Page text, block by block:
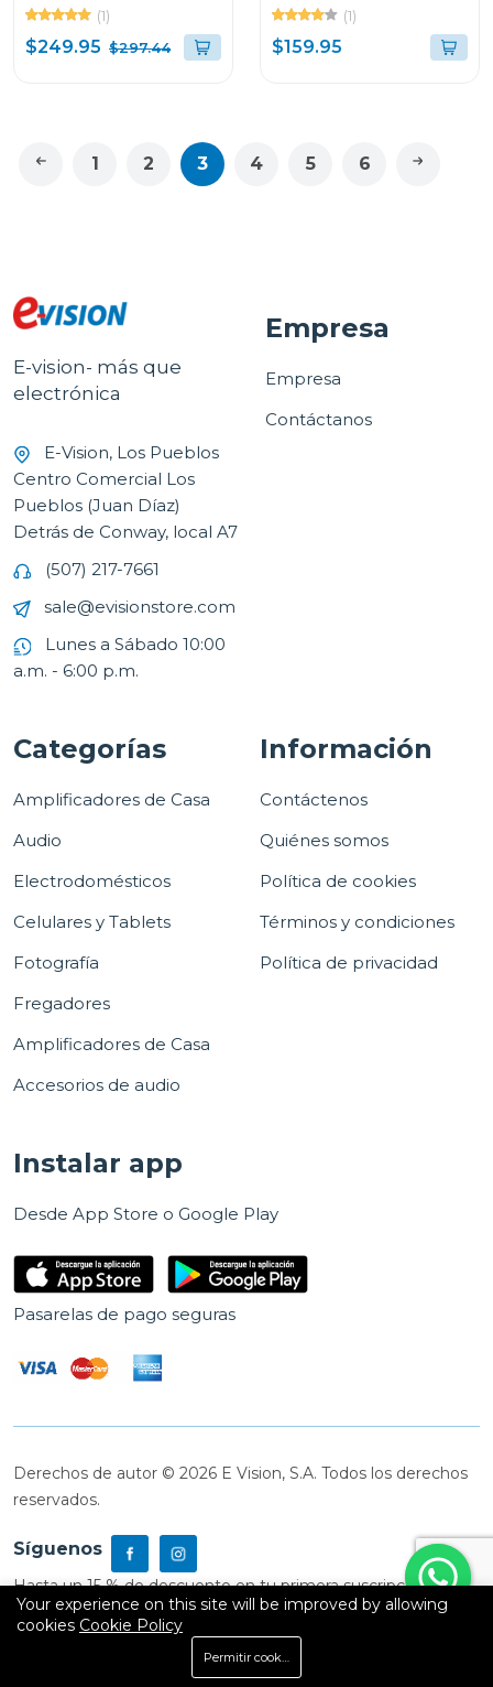
(1)
$249.95 $297.44
(1)
$159.95
1 2 3 4 5 6
E-vision- más que
electrónica
E-Vision, Los Pueblos
Centro Comercial Los
Pueblos (Juan Díaz)
Detrás de Conway, local A7
(507) 217-7661
sale@evisionstore.com
Lunes a Sábado 10:00
a.m. - 6:00 p.m.
Empresa
Empresa
Contáctanos
Categorías
Amplificadores de Casa
Audio
Electrodomésticos
Celulares y Tablets
Fotografía
Fregadores
Amplificadores de Casa
Accesorios de audio
Información
Contáctenos
Quiénes somos
Política de cookies
Términos y condiciones
Política de privacidad
Instalar app
Desde App Store o Google Play
Pasarelas de pago seguras
Derechos de autor © 2026 E Vision, S.A. Todos los derechos
reservados.
Síguenos
Hasta un 15 % de descuento en tu primera suscripción
Carrito
Your experience on this site will be improved by allowing
cookies Cookie Policy
Permitir cookies